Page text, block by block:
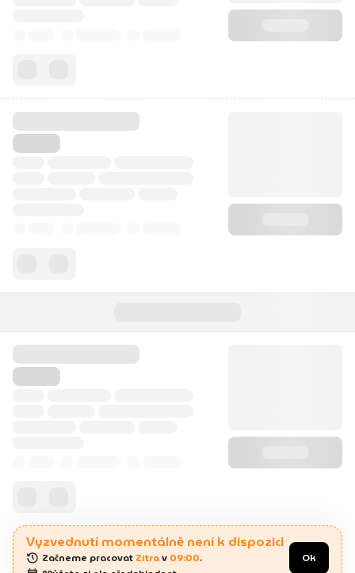
Vyzvednutí momentálně není k dispozici
Začneme pracovat Zítra v 09:00.
Ok